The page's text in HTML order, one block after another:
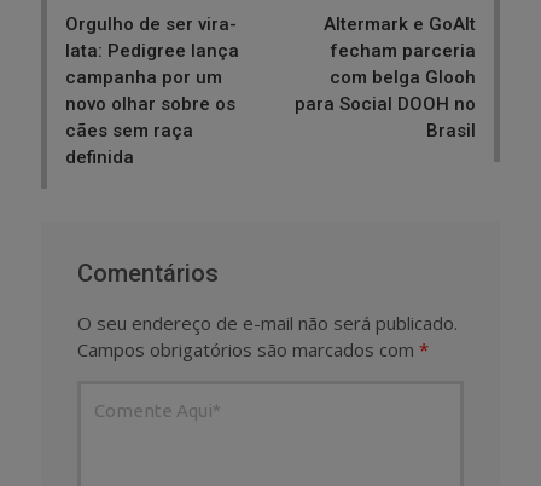
Orgulho de ser vira-
lata: Pedigree lança
campanha por um
novo olhar sobre os
cães sem raça
definida
Altermark e GoAlt
fecham parceria
com belga Glooh
para Social DOOH no
Brasil
Comentários
O seu endereço de e-mail não será publicado.
Campos obrigatórios são marcados com *